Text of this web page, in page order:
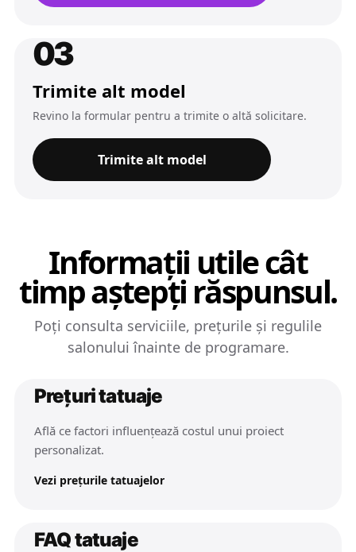
03
Trimite alt model
Revino la formular pentru a trimite o altă solicitare.
Trimite alt model
Informații utile cât
timp aștepți răspunsul.
Poți consulta serviciile, prețurile și regulile
salonului înainte de programare.
Prețuri tatuaje
Află ce factori influențează costul unui proiect
personalizat.
Vezi prețurile tatuajelor
FAQ tatuaje